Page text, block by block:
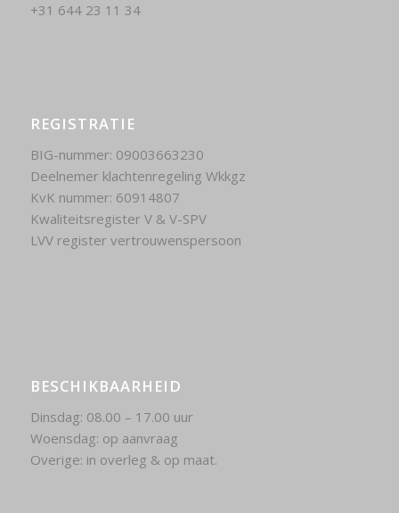
+31 644 23 11 34
REGISTRATIE
BIG-nummer: 09003663230
Deelnemer klachtenregeling Wkkgz
KvK nummer: 60914807
Kwaliteitsregister V & V-SPV
LVV register vertrouwenspersoon
BESCHIKBAARHEID
Dinsdag: 08.00 – 17.00 uur
Woensdag: op aanvraag
Overige: in overleg & op maat.